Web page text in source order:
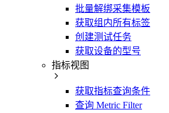
批量解绑采集模板
获取组内所有标签
创建测试任务
获取设备的型号
指标视图
获取指标查询条件
查询 Metric Filter